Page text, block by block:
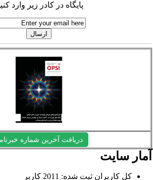
پایگاه در کادر زیر وارد کنید.
دریافت آخرین شماره خبرنامه
سایت
کل کاربران ثبت شده: 2011 کاربر